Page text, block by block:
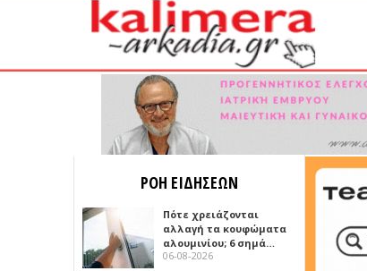
ΡΟΗ ΕΙΔΗΣΕΩΝ
Πότε χρειάζονται
αλλαγή τα κουφώματα
αλουμινίου; 6 σημά…
06-08-2026